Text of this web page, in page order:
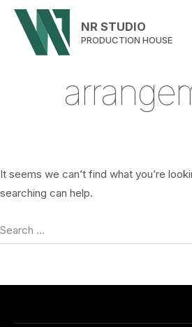
NR STUDIO
PRODUCTION HOUSE
arrange
It seems we can’t find what you’re
searching can help.
Search …